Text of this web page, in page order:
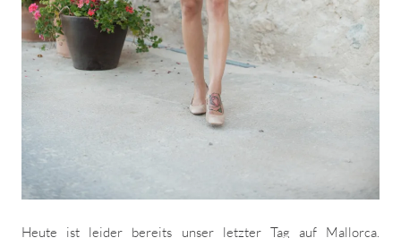
Heute ist leider bereits unser letzter Tag auf Mallorca.